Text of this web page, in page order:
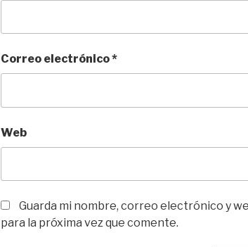
Correo electrónico*
Web
Guarda mi nombre, correo electrónico y
para la próxima vez que comente.